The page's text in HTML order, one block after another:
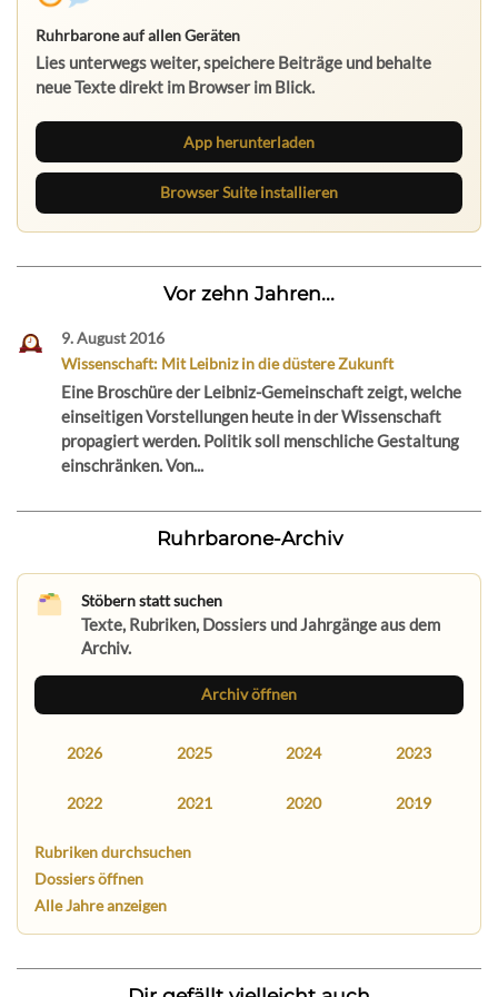
Ruhrbarone auf allen Geräten
Lies unterwegs weiter, speichere Beiträge und behalte
neue Texte direkt im Browser im Blick.
App herunterladen
Browser Suite installieren
Vor zehn Jahren...
9. August 2016
Wissenschaft: Mit Leibniz in die düstere Zukunft
Eine Broschüre der Leibniz-Gemeinschaft zeigt, welche
einseitigen Vorstellungen heute in der Wissenschaft
propagiert werden. Politik soll menschliche Gestaltung
einschränken. Von...
Ruhrbarone-Archiv
Stöbern statt suchen
Texte, Rubriken, Dossiers und Jahrgänge aus dem
Archiv.
Archiv öffnen
2026 2025 2024 2023
2022 2021 2020 2019
Rubriken durchsuchen
Dossiers öffnen
Alle Jahre anzeigen